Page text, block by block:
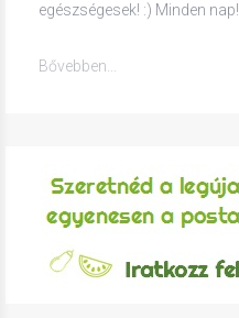
egészségesek! :) Minden nap!
Bővebben...